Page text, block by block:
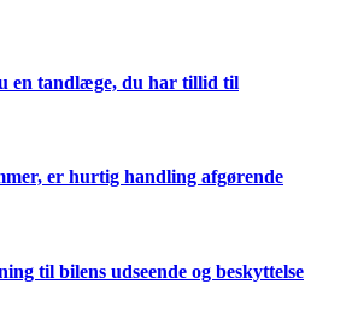
en tandlæge, du har tillid til
er hurtig handling afgørende
til bilens udseende og beskyttelse